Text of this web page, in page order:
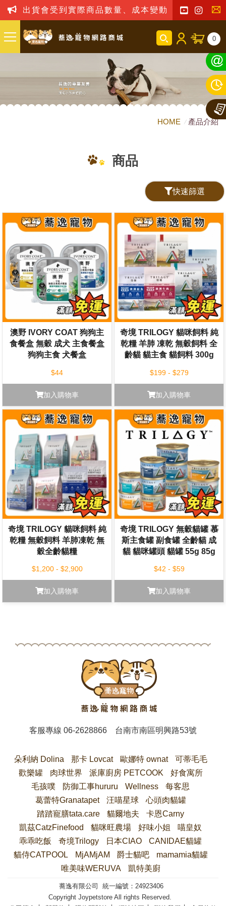
出貨會受到實際商品數量、成本變動之影響，我
聯
我
們
0
HOME 產品介紹
商品
快速篩選
澳野 IVORY COAT 狗狗主
食餐盒 無穀 成犬 主食餐盒
狗狗主食 犬餐盒
$44
加入購物車
奇境 TRILOGY 貓咪飼料 純
乾糧 羊肺 凍乾 無穀飼料 全
齡貓 貓主食 貓飼料 300g
$199 - $279
加入購物車
奇境 TRILOGY 貓咪飼料 純
乾糧 無穀飼料 羊肺凍乾 無
穀全齡貓糧
$1,200 - $2,900
加入購物車
奇境 TRILOGY 無穀貓罐 慕
斯主食罐 副食罐 全齡貓 成
貓 貓咪罐頭 貓罐 55g 85g
$42 - $59
加入購物車
客服專線06-2628866 台南市南區明興路53號
朵利納 Dolina 那卡 Lovcat 歐娜特 ownat
可蒂毛毛
歡樂罐
肉球世界 派庫廚房 PETCOOK
好食寓所
毛孩噗
防御工事hururu Wellness
每客思
葛蕾特Granatapet
汪喵星球
心頭肉貓罐
踏踏寵膳tata.care
貓爾地夫
卡恩Carny
凱茲CatzFinefood
貓咪旺農場 好味小姐
喵皇奴
乖乖吃飯
奇境Trilogy 日本CIAO
CANIDAE貓罐
貓侍CATPOOL
MjAMjAM 爵士貓吧
mamamia貓罐
唯美味WERUVA
凱特美廚
蕎逸有限公司 統一編號：24923406
Copyright Joypetstore All rights Reserved.